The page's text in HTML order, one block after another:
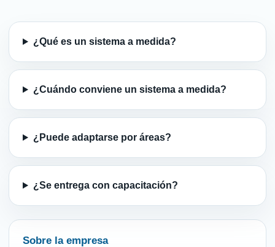
¿Qué es un sistema a medida?
¿Cuándo conviene un sistema a medida?
¿Puede adaptarse por áreas?
¿Se entrega con capacitación?
Sobre la empresa